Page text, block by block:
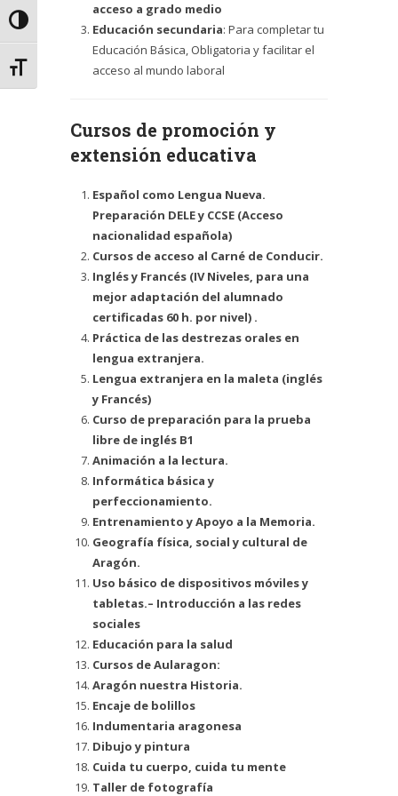
Alternar alto contraste
Alternar tamaño de letra
acceso a grado medio
Educación secundaria: Para completar tu
Educación Básica, Obligatoria y facilitar el
acceso al mundo laboral
Cursos de promoción y
extensión educativa
Español como Lengua Nueva.
Preparación DELE y CCSE (Acceso
nacionalidad española)
Cursos de acceso al Carné de Conducir.
Inglés y Francés (IV Niveles, para una
mejor adaptación del alumnado
certificadas 60 h. por nivel) .
Práctica de las destrezas orales en
lengua extranjera.
Lengua extranjera en la maleta (inglés
y Francés)
Curso de preparación para la prueba
libre de inglés B1
Animación a la lectura.
Informática básica y
perfeccionamiento.
Entrenamiento y Apoyo a la Memoria.
Geografía física, social y cultural de
Aragón.
Uso básico de dispositivos móviles y
tabletas.– Introducción a las redes
sociales
Educación para la salud
Cursos de Aularagon:
Aragón nuestra Historia.
Encaje de bolillos
Indumentaria aragonesa
Dibujo y pintura
Cuida tu cuerpo, cuida tu mente
Taller de fotografía